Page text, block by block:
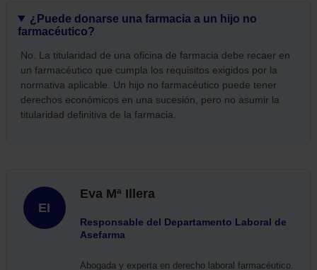
¿Puede donarse una farmacia a un hijo no
farmacéutico?
No. La titularidad de una oficina de farmacia debe recaer en
un farmacéutico que cumpla los requisitos exigidos por la
normativa aplicable. Un hijo no farmacéutico puede tener
derechos económicos en una sucesión, pero no asumir la
titularidad definitiva de la farmacia.
EI
Eva Mª Illera
Responsable del Departamento Laboral de
Asefarma
Abogada y experta en derecho laboral farmacéutico.